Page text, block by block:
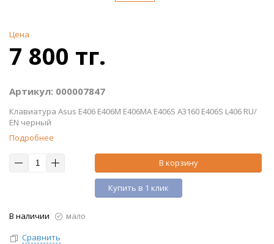
Цена
7 800 тг.
Артикул: 000007847
Клавиатура Asus E406 E406M E406MA E406S A3160 E406S L406 RU/
EN черный
Подробнее
В корзину
Купить в 1 клик
В наличии
мало
Сравнить